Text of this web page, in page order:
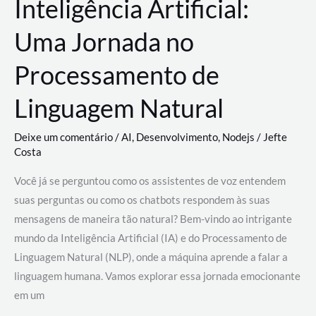
Inteligência Artificial:
Uma Jornada no
Processamento de
Linguagem Natural
Deixe um comentário/AI, Desenvolvimento, Nodejs / Jefte
Costa
Você já se perguntou como os assistentes de voz entendem
suas perguntas ou como os chatbots respondem às suas
mensagens de maneira tão natural? Bem-vindo ao intrigante
mundo da Inteligência Artificial (IA) e do Processamento de
Linguagem Natural (NLP), onde a máquina aprende a falar a
linguagem humana. Vamos explorar essa jornada emocionante
em um